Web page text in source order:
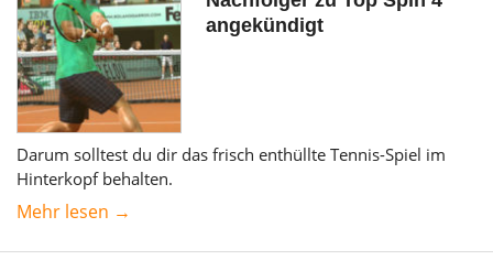
angekündigt
Darum solltest du dir das frisch enthüllte Tennis-Spiel im
Hinterkopf behalten.
Mehr lesen →